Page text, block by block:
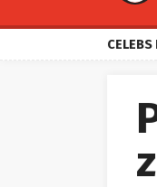
CELEBS